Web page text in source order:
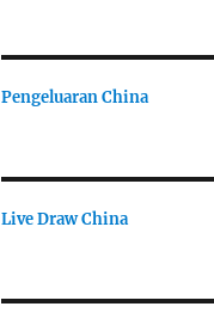
Pengeluaran China
Live Draw China